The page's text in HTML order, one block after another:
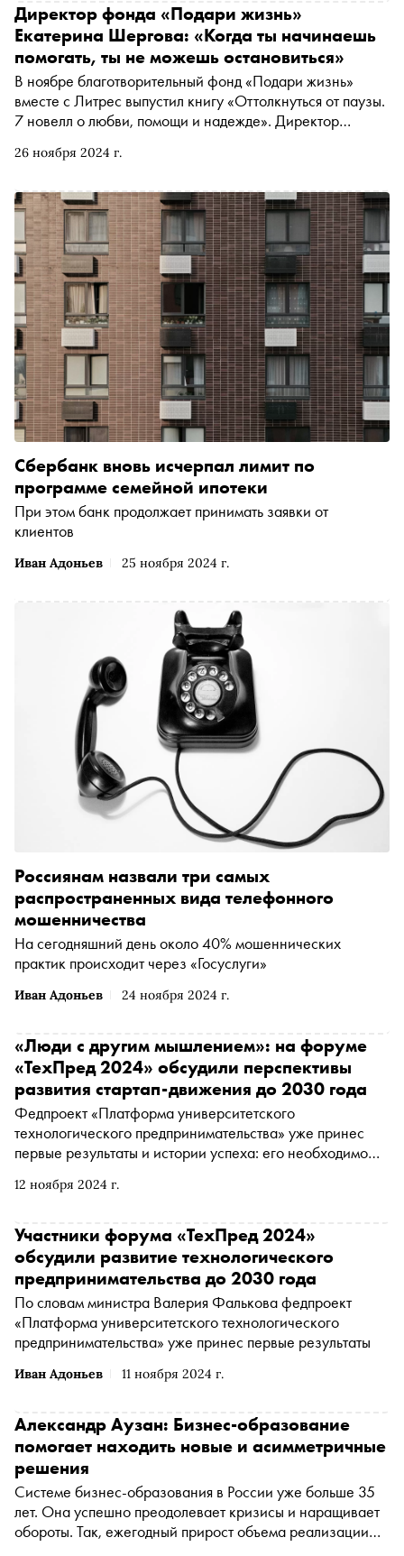
26 ноября 2024 г.
Директор фонда «Подари жизнь»
Екатерина Шергова: «Когда ты начинаешь
помогать, ты не можешь остановиться»
В ноябре благотворительный фонд «Подари жизнь»
вместе с Литрес выпустил книгу «Оттолкнуться от паузы.
7 новелл о любви, помощи и надежде». Директор
Шергова в интервью «Снобу» рассказала о книге, о том,
пожертвования в 100 рублей важны и зачем детям после
болезни нужна «немедицинская реабилитация»
Иван Адоньев 25 ноября 2024 г.
Сбербанк вновь исчерпал лимит по
программе семейной ипотеки
При этом банк продолжает принимать заявки от
клиентов
Иван Адоньев 24 ноября 2024 г.
Россиянам назвали три самых
распространенных вида телефонного
мошенничества
На сегодняшний день около 40% мошеннических
практик происходит через «Госуслуги»
12 ноября 2024 г.
«Люди с другим мышлением»: на форуме
«ТехПред 2024» обсудили перспективы
развития стартап-движения до 2030 года
Федпроект «Платформа университетского
технологического предпринимательства» уже принес
первые результаты и истории успеха: его необходимо
науки и высшего образования РФ Валерий Фальков
Иван Адоньев 11 ноября 2024 г.
Участники форума «ТехПред 2024»
обсудили развитие технологического
предпринимательства до 2030 года
По словам министра Валерия Фалькова федпроект
«Платформа университетского технологического
предпринимательства» уже принес первые результаты
Александр Аузан: Бизнес-образование
помогает находить новые и асимметричные
решения
Системе бизнес-образования в России уже больше 35
лет. Она успешно преодолевает кризисы и наращивает
обороты. Так, ежегодный прирост объема реализации